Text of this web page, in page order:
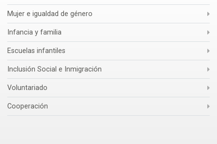
Mujer e igualdad de género
Infancia y familia
Escuelas infantiles
Inclusión Social e Inmigración
Voluntariado
Cooperación